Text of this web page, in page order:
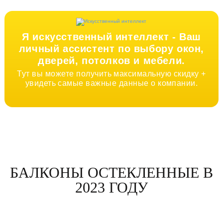
Я искусственный интеллект - Ваш
личный ассистент по выбору окон,
дверей, потолков и мебели.
Тут вы можете получить максимальную скидку +
увидеть самые важные данные о компании.
БАЛКОНЫ ОСТЕКЛЕННЫЕ В
2023 ГОДУ